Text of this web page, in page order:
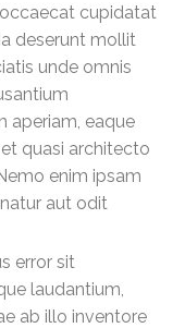
cupidatat
deserunt mollit
unde omnis
aperiam, eaque
quasi architecto
enim ipsam
aut odit
error sit
laudantium,
ab illo inventore